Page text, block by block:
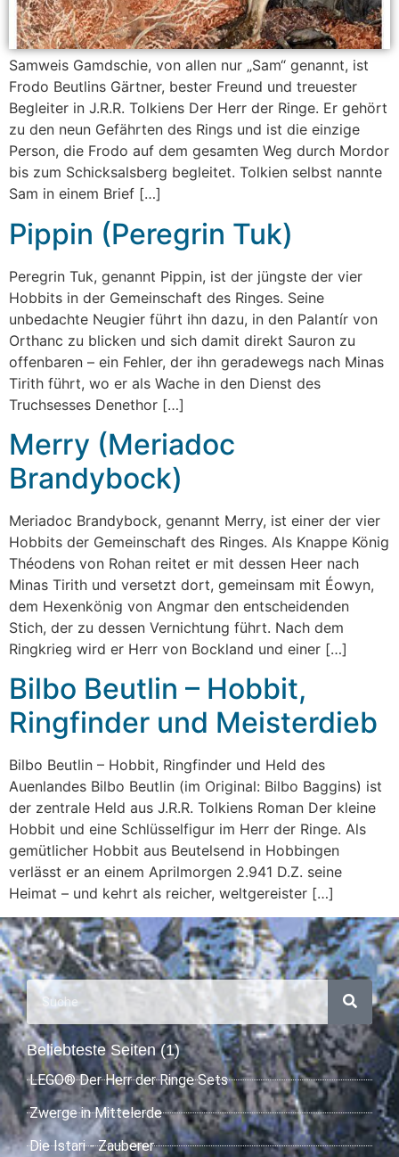
Samweis Gamdschie, von allen nur „Sam“ genannt, ist
Frodo Beutlins Gärtner, bester Freund und treuester
Begleiter in J.R.R. Tolkiens Der Herr der Ringe. Er gehört
zu den neun Gefährten des Rings und ist die einzige
Person, die Frodo auf dem gesamten Weg durch Mordor
bis zum Schicksalsberg begleitet. Tolkien selbst nannte
Sam in einem Brief […]
Pippin (Peregrin Tuk)
Peregrin Tuk, genannt Pippin, ist der jüngste der vier
Hobbits in der Gemeinschaft des Ringes. Seine
unbedachte Neugier führt ihn dazu, in den Palantír von
Orthanc zu blicken und sich damit direkt Sauron zu
offenbaren – ein Fehler, der ihn geradewegs nach Minas
Tirith führt, wo er als Wache in den Dienst des
Truchsesses Denethor […]
Merry (Meriadoc
Brandybock)
Meriadoc Brandybock, genannt Merry, ist einer der vier
Hobbits der Gemeinschaft des Ringes. Als Knappe König
Théodens von Rohan reitet er mit dessen Heer nach
Minas Tirith und versetzt dort, gemeinsam mit Éowyn,
dem Hexenkönig von Angmar den entscheidenden
Stich, der zu dessen Vernichtung führt. Nach dem
Ringkrieg wird er Herr von Bockland und einer […]
Bilbo Beutlin – Hobbit,
Ringfinder und Meisterdieb
Bilbo Beutlin – Hobbit, Ringfinder und Held des
Auenlandes Bilbo Beutlin (im Original: Bilbo Baggins) ist
der zentrale Held aus J.R.R. Tolkiens Roman Der kleine
Hobbit und eine Schlüsselfigur im Herr der Ringe. Als
gemütlicher Hobbit aus Beutelsend in Hobbingen
verlässt er an einem Aprilmorgen 2.941 D.Z. seine
Heimat – und kehrt als reicher, weltgereister […]
Beliebteste Seiten (1)
LEGO® Der Herr der Ringe Sets
Zwerge in Mittelerde
Die Istari - Zauberer